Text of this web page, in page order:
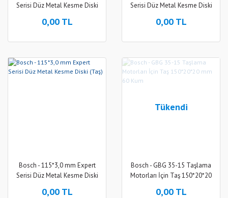
Serisi Düz Metal Kesme Diski
0,00 TL
Serisi Düz Metal Kesme Diski
0,00 TL
Bosch - 115*3,0 mm Expert
Serisi Düz Metal Kesme Diski
0,00 TL
Tükendi
Bosch - GBG 35-15 Taşlama
Motorları İçin Taş 150*20*20
0,00 TL